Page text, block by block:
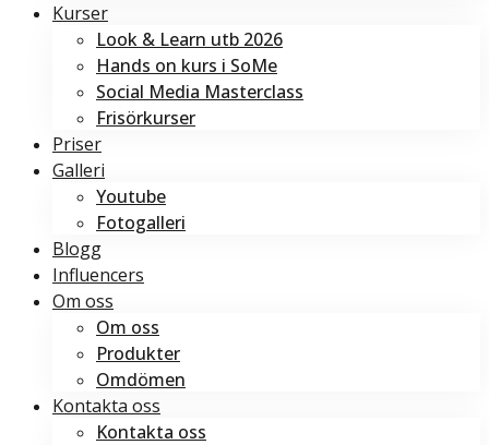
Kurser
Look & Learn utb 2026
Hands on kurs i SoMe
Social Media Masterclass
Frisörkurser
Priser
Galleri
Youtube
Fotogalleri
Blogg
Influencers
Om oss
Om oss
Produkter
Omdömen
Kontakta oss
Kontakta oss